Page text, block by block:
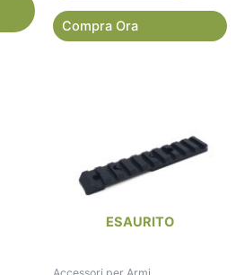
Compra Ora
ESAURITO